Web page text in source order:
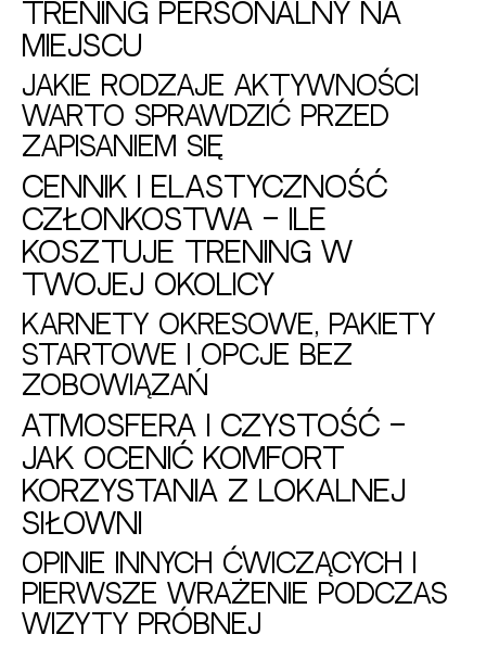
trening personalny na
miejscu
Jakie rodzaje aktywności
warto sprawdzić przed
zapisaniem się
Cennik i elastyczność
członkostwa – ile
kosztuje trening w
twojej okolicy
Karnety okresowe, pakiety
startowe i opcje bez
zobowiązań
Atmosfera i czystość –
jak ocenić komfort
korzystania z lokalnej
siłowni
Opinie innych ćwiczących i
pierwsze wrażenie podczas
wizyty próbnej